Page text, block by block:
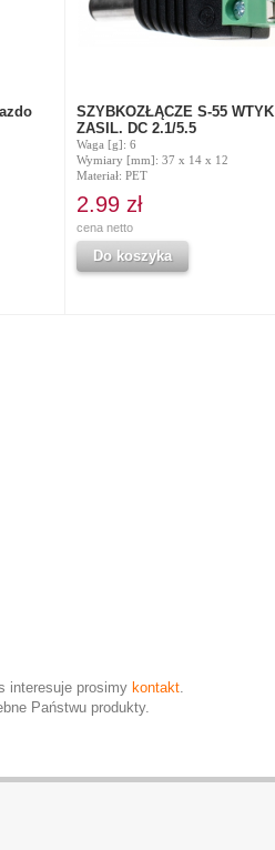
SZYBKOZŁĄCZE S-55 WTYK
ZASIL. DC 2.1/5.5
Waga [g]: 6
Wymiary [mm]: 37 x 14 x 12
Materiał: PET
2.99 zł
cena netto
Do koszyka
interesuje prosimy kontakt.
Państwu produkty.